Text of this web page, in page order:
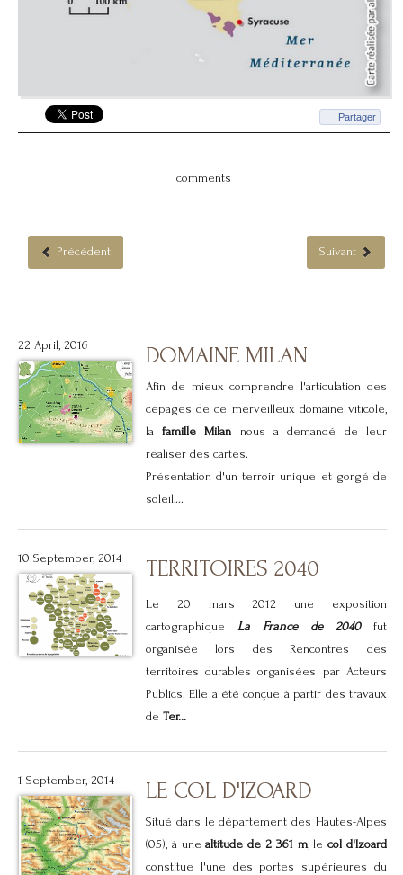
Partager
comments
Précédent Suivant
22 April, 2016 DOMAINE MILAN
Afin de mieux comprendre l'articulation des
cépages de ce merveilleux domaine viticole,
lafamille Milan nous a demandé de leur
réaliser des cartes.
Présentation d'un terroir unique et gorgé de
soleil,...
10 September, 2014 TERRITOIRES 2040
Le 20 mars 2012 une exposition
cartographique La France de 2040fut
organisée lors desRencontres des
territoires durables organisées par Acteurs
Publics. Elle a été conçue à partir des travaux
de Ter...
1 September, 2014 LE COL D'IZOARD
Situé dans le département des Hautes-Alpes
(05), à unealtitude de 2 361 m, lecol d'Izoard
constitue l'une des portes supérieures du